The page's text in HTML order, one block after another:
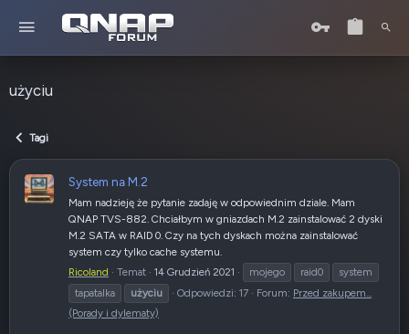
użyciu
Tagi
System na M.2
Mam nadzieję że pytanie zadaję w odpowiednim dziale. Mam
QNAP TVS-882. Chciałbym w gniazdach M.2 zainstalować 2 dyski
M.2 SATA w RAID 0. Czy na tych dyskach można zainstalować
system czy tylko cache systemu.
Ricoland
Temat 14 Grudzień 2021 mojego raid0
system
tapatalka
użyciu Odpowiedzi: 17 Forum: Przed zakupem...
(Porady i dylematy)